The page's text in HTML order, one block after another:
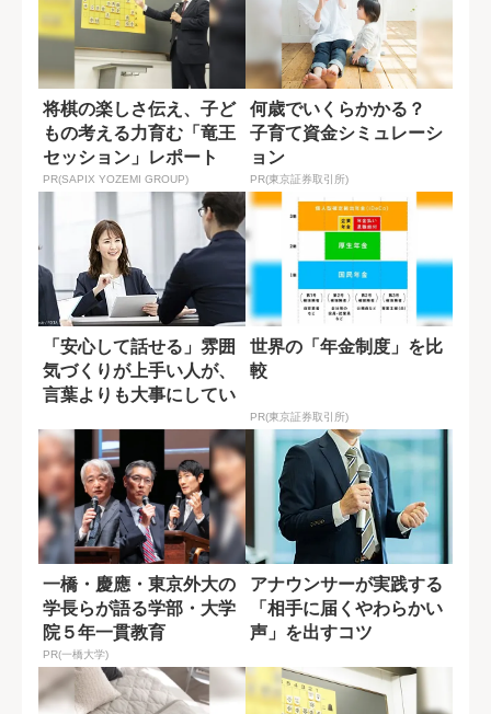
将棋の楽しさ伝え、子ど
もの考える力育む「竜王
セッション」レポート
PR(SAPIX YOZEMI GROUP)
何歳でいくらかかる？
子育て資金シミュレーシ
ョン
PR(東京証券取引所)
「安心して話せる」雰囲
気づくりが上手い人が、
言葉よりも大事にしてい
世界の「年金制度」を比
較
PR(東京証券取引所)
一橋・慶應・東京外大の
学長らが語る学部・大学
院５年一貫教育
PR(一橋大学)
アナウンサーが実践する
「相手に届くやわらかい
声」を出すコツ